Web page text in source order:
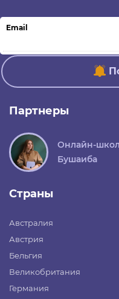
Email
Партнеры
Онлайн-
Бушаиба
Страны
Австралия
Австрия
Бельгия
Великобритания
Германия